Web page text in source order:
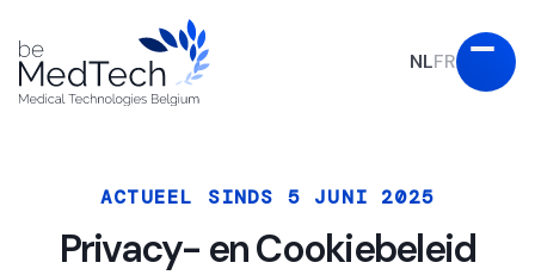
NLFR
ACTUEEL SINDS 5 JUNI 2025
Privacy- en Cookiebeleid